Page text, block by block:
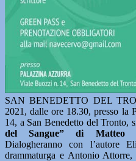
SAN BENEDETTO DEL
2021, dalle ore 18.30, presso la
14, a San Benedetto del Tronto,
del Sangue” di Matteo
Dialogheranno con l’autore
drammaturga e Antonio